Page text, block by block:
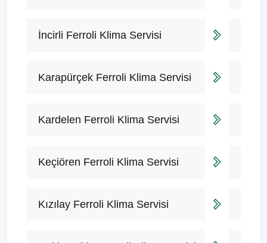
İncirli Ferroli Klima Servisi
Karapürçek Ferroli Klima Servisi
Kardelen Ferroli Klima Servisi
Keçiören Ferroli Klima Servisi
Kızılay Ferroli Klima Servisi